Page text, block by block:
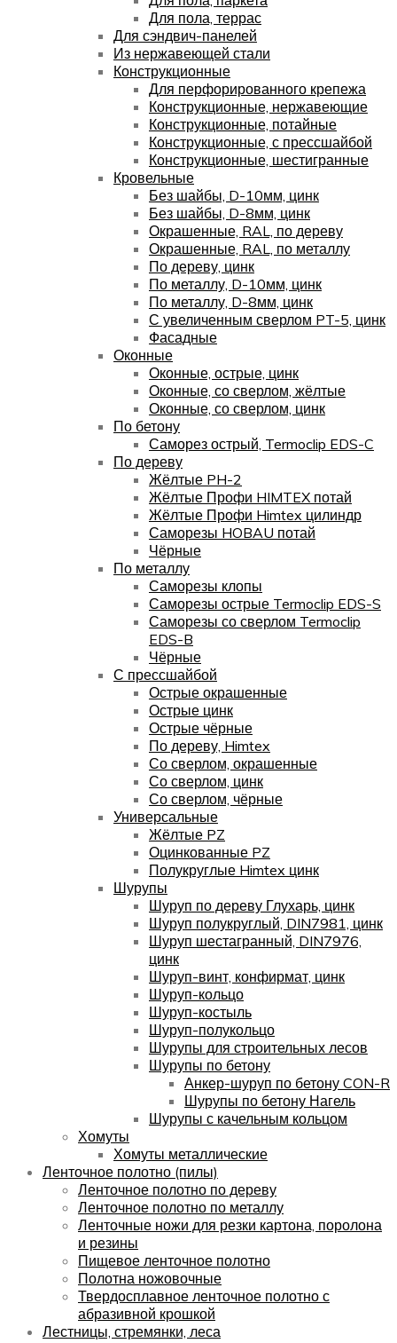
Для пола, террас
Для сэндвич-панелей
Из нержавеющей стали
Конструкционные
Для перфорированного крепежа
Конструкционные, нержавеющие
Конструкционные, потайные
Конструкционные, с прессшайбой
Конструкционные, шестигранные
Кровельные
Без шайбы, D-10мм, цинк
Без шайбы, D-8мм, цинк
Окрашенные, RAL, по дереву
Окрашенные, RAL, по металлу
По дереву, цинк
По металлу, D-10мм, цинк
По металлу, D-8мм, цинк
С увеличенным сверлом PT-5, цинк
Фасадные
Оконные
Оконные, острые, цинк
Оконные, со сверлом, жёлтые
Оконные, со сверлом, цинк
По бетону
Саморез острый, Termoclip EDS-C
По дереву
Жёлтые PH-2
Жёлтые Профи HIMTEX потай
Жёлтые Профи Himtex цилиндр
Саморезы HOBAU потай
Чёрные
По металлу
Саморезы клопы
Саморезы острые Termoclip EDS-S
Саморезы со сверлом Termoclip
EDS-B
Чёрные
С прессшайбой
Острые окрашенные
Острые цинк
Острые чёрные
По дереву, Himtex
Со сверлом, окрашенные
Со сверлом, цинк
Со сверлом, чёрные
Универсальные
Жёлтые PZ
Оцинкованные PZ
Полукруглые Himtex цинк
Шурупы
Шуруп по дереву Глухарь, цинк
Шуруп полукруглый, DIN7981, цинк
Шуруп шестагранный, DIN7976,
цинк
Шуруп-винт, конфирмат, цинк
Шуруп-кольцо
Шуруп-костыль
Шуруп-полукольцо
Шурупы для строительных лесов
Шурупы по бетону
Анкер-шуруп по бетону CON-R
Шурупы по бетону Нагель
Шурупы с качельным кольцом
Хомуты
Хомуты металлические
Ленточное полотно (пилы)
Ленточное полотно по дереву
Ленточное полотно по металлу
Ленточные ножи для резки картона, поролона
и резины
Пищевое ленточное полотно
Полотна ножовочные
Твердосплавное ленточное полотно с
абразивной крошкой
Лестницы, стремянки, леса